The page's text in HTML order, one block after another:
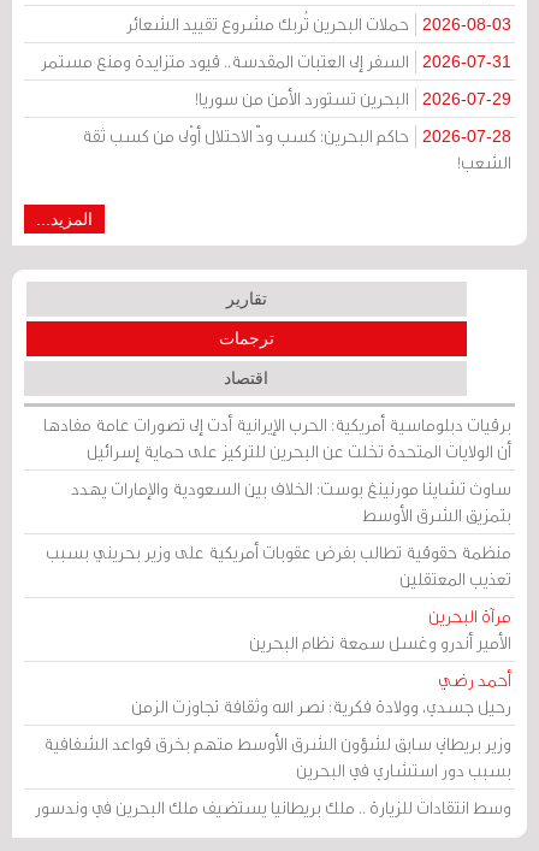
2026-08-03 حملات البحرين تُربك مشروع تقييد الشعائر
2026-07-31 السفر إلى العتبات المقدسة.. قيود متزايدة ومنع مستمر
2026-07-29 البحرين تستورد الأمن من سوريا!
2026-07-28
حاكم البحرين: كسب ودّ الاحتلال أوْلى من كسب ثقة
الشعب!
المزيد...
تقارير
ترجمات
اقتصاد
برقيات دبلوماسية أمريكية: الحرب الإيرانية أدت إلى تصورات عامة مفادها
أن الولايات المتحدة تخلت عن البحرين للتركيز على حماية إسرائيل
ساوث تشاينا مورنينغ بوست: الخلاف بين السعودية والإمارات يهدد
بتمزيق الشرق الأوسط
منظمة حقوقية تطالب بفرض عقوبات أمريكية على وزير بحريني بسبب
تعذيب المعتقلين
مرآة البحرين
الأمير أندرو وغسل سمعة نظام البحرين
أحمد رضي
رحيل جسدي، وولادة فكرية: نصر الله وثقافة تجاوزت الزمن
وزير بريطاني سابق لشؤون الشرق الأوسط متهم بخرق قواعد الشفافية
بسبب دور استشاري في البحرين
وسط انتقادات للزيارة .. ملك بريطانيا يستضيف ملك البحرين في وندسور